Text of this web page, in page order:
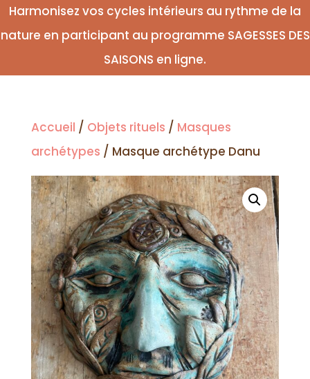
Harmonisez vos cycles intérieurs au rythme de la
nature en participant au programme SAGESSES DES
SAISONS en ligne.
Accueil / Objets rituels / Masques
archétypes / Masque archétype Danu